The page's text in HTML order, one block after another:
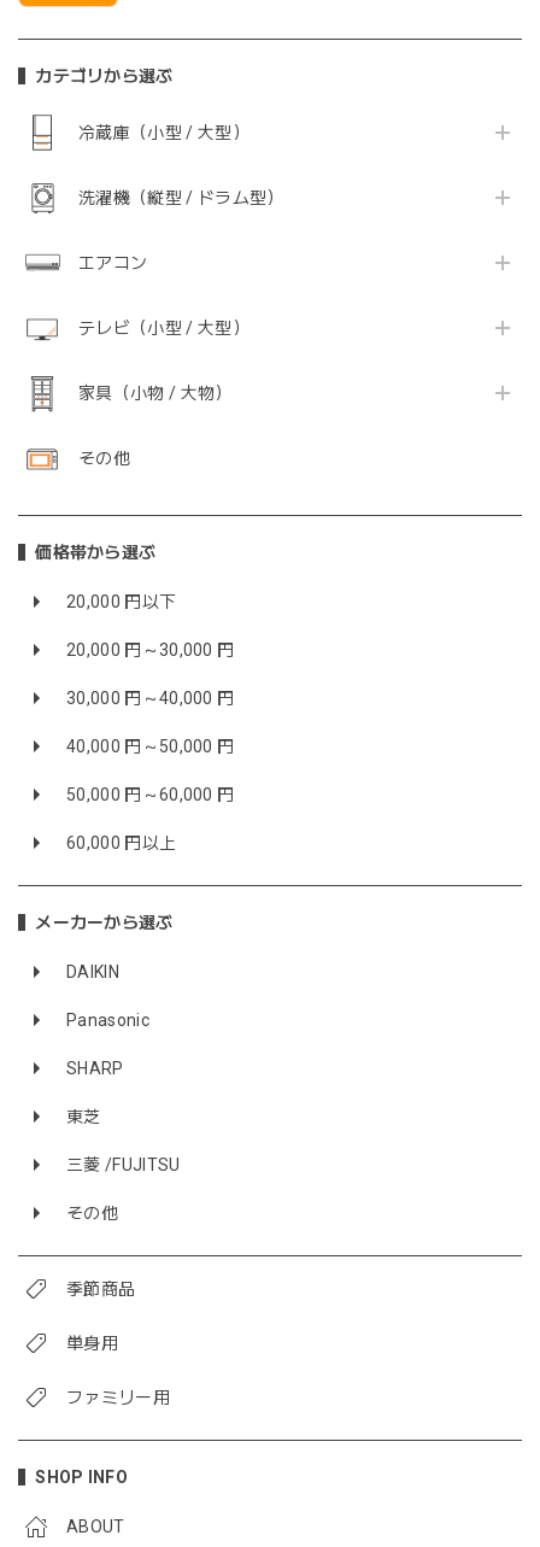
カテゴリから選ぶ
冷蔵庫（小型 / 大型）
洗濯機（縦型 / ドラム型）
エアコン
テレビ（小型 / 大型）
家具（小物 / 大物）
その他
価格帯から選ぶ
20,000 円以下
20,000 円～30,000 円
30,000 円～40,000 円
40,000 円～50,000 円
50,000 円～60,000 円
60,000 円以上
メーカーから選ぶ
DAIKIN
Panasonic
SHARP
東芝
三菱 /FUJITSU
その他
季節商品
単身用
ファミリー用
SHOP INFO
ABOUT